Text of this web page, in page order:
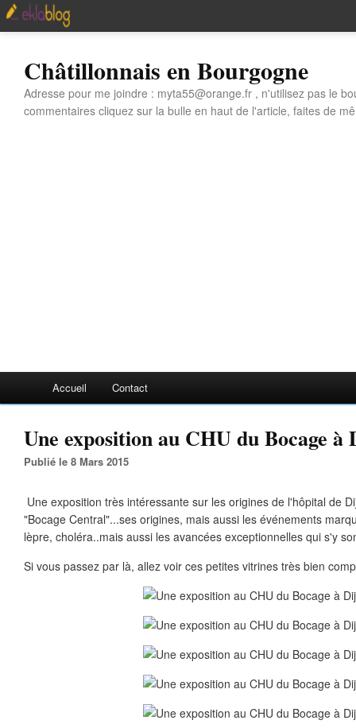
Châtillonnais en Bourgogne
Adresse pour me joindre : myta55@orange.fr , n'utilisez pas le
commentaires cliquez sur la bulle en haut de l'article, faites de
Accueil Contact
Une exposition au CHU du Bocage à
Publié le 8 Mars 2015
Une exposition très intéressante sur les origines de l'hôpital de
"Bocage Central"...ses origines, mais aussi les événements
lèpre, choléra..mais aussi les avancées exceptionnelles qui s'y
Si vous passez par là, allez voir ces petites vitrines très bien